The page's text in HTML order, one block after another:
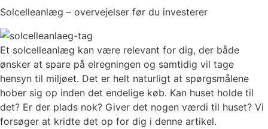
Solcelleanlæg – overvejelser før du investerer
Et solcelleanlæg kan være relevant for dig, der både
ønsker at spare på elregningen og samtidig vil tage
hensyn til miljøet. Det er helt naturligt at spørgsmålene
hober sig op inden det endelige køb. Kan huset holde til
det? Er der plads nok? Giver det nogen værdi til huset? Vi
forsøger at kridte det op for dig i denne artikel.